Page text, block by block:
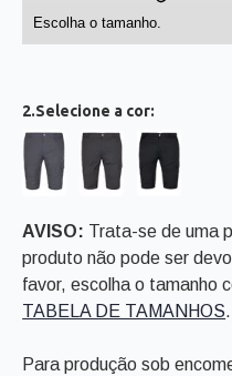
2.Selecione a cor:
AVISO: Trata-se de uma
produto não pode ser
favor, escolha o tamanho
TABELA DE TAMANHOS.
Para produção sob